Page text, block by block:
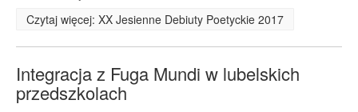
Czytaj więcej: XX Jesienne Debiuty Poetyckie 2017
Integracja z Fuga Mundi w lubelskich
przedszkolach